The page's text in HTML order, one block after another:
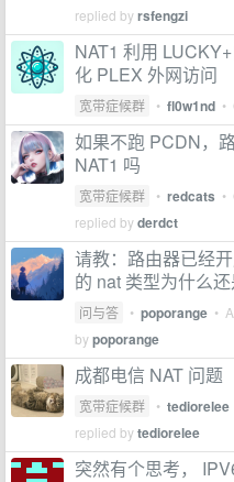
replied byrsfengzi
NAT1 利用
化 PLEX 外网访问
宽带症候群 • fl0w1nd •
如果不跑 PCDN，
NAT1 吗
宽带症候群 • redcats •
replied byderdct
请教：路由器已经
的 nat 类型为什么还
问与答 • poporange •
bypoporange
成都电信 NAT 问题
宽带症候群 • tediorelee
replied bytediorelee
突然有个思考，